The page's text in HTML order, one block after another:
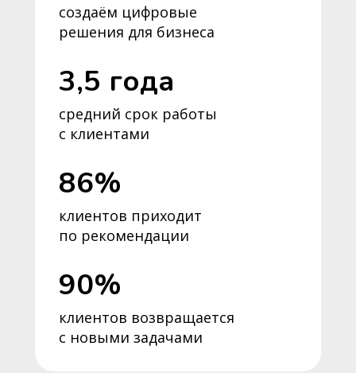
создаём цифровые
решения для бизнеса
клиентов приходит
по рекомендации
86%
90%
клиентов возвращается
с новыми задачами
средний срок работы
с клиентами
3,5 года